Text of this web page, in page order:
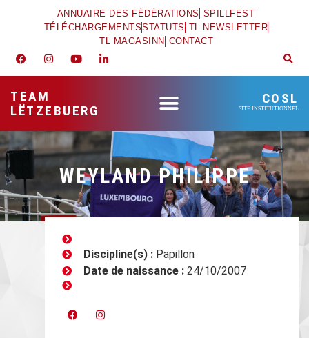
ANNUAIRE DES FÉDÉRATIONS SPILLFEST
TÉLÉCHARGEMENTSSTATUTS TL NEWSLETTER
TL MAGASINN CONTACT
TEAM
LËTZEBUERG
COSL
SITE INSTITUTIONNEL
WEYLAND PHILIPPE
Discipline(s) :Papillon
Date de naissance :24/10/2007